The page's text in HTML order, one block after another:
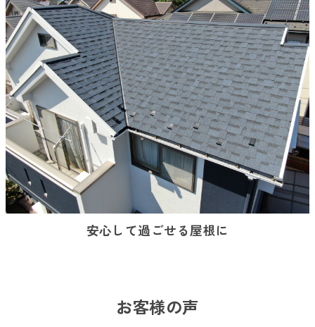
安心して過ごせる屋根に
お客様の声